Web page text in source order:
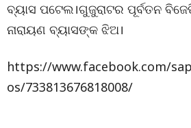
ବ୍ୟାସ ପଟେଲ।ଗୁଜୁରାଟର ପୂର୍ବତନ
ନାରାୟଣ ବ୍ୟାସଙ୍କ ଝିଅ।
https://www.facebook.com/
os/733813676818008/